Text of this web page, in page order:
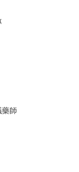
師